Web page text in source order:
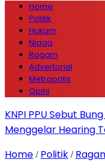
Home
Politik
Hukum
Niaga
Ragam
Advertorial
Metropolis
Opini
KNPI PPU Sebut
Menggelar Hearing
Home / Politik /